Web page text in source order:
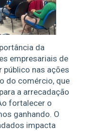
da
empresariais de
público nas ações
do comércio, que
a arrecadação
fortalecer o
ganhando. O
impacta